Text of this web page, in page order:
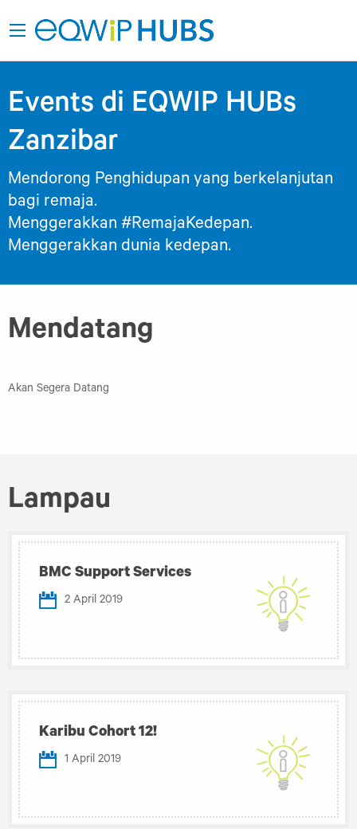
Events di EQWIP HUBs
Zanzibar
Mendorong Penghidupan yang berkelanjutan
bagi remaja.
Menggerakkan #RemajaKedepan.
Menggerakkan dunia kedepan.
Mendatang
Akan Segera Datang
Lampau
BMC Support Services
2 April 2019
Karibu Cohort 12!
1 April 2019